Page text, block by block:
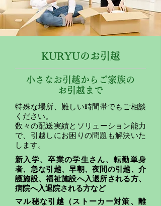
KURYUのお引越
小さなお引越からご家族の
お引越まで
​特殊な場所、難しい時間帯でもご相談
ください。
​数々の配送実績とソリューション能力
で、引越しにお困りの問題も解決いた
します。
新入学、卒業の学生さん、転勤単身
者、急な引越、早朝、夜間の引越、介
護施設、福祉施設へ入退所される方、
病院へ入退院される方など
マル秘な引越（ストーカー対策、離